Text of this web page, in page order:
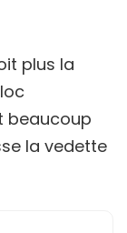
plus la
beaucoup
la vedette